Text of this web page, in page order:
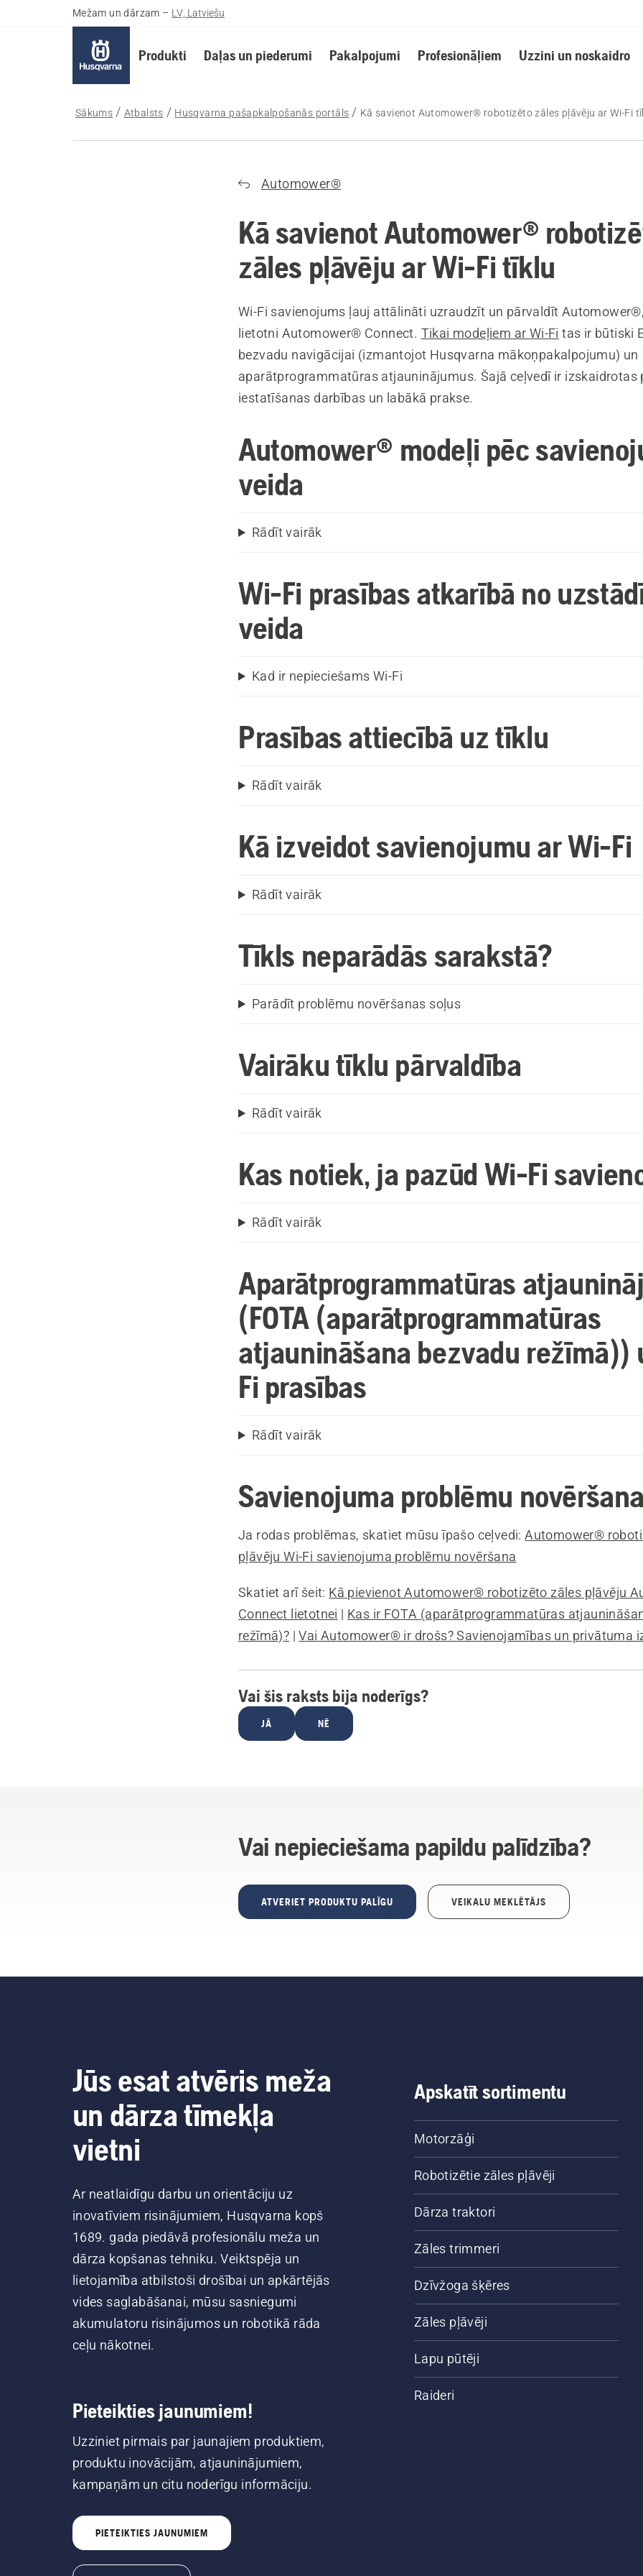
Mežam un dārzam – LV, Latviešu
Produkti Daļas un piederumi Pakalpojumi Profesionāļiem Uzzini un noskaidro
Sākums Atbalsts Husqvarna pašapkalpošanās portāls Kā savienot Automower® robotizēto zāles pļāvēju ar Wi-Fi
Automower®
Kā savienot Automower®
zāles pļāvēju ar Wi-Fi tīklu
Wi-Fi savienojums ļauj attālināti uzraudzīt un pārvaldīt
lietotni Automower® Connect. Tikai modeļiem ar Wi-Fi tas ir būtiski
bezvadu navigācijai (izmantojot Husqvarna mākoņpakalpojumu) un
aparātprogrammatūras atjauninājumus. Šajā ceļvedī ir izskaidrotas
iestatīšanas darbības un labākā prakse.
Automower® modeļi pēc
veida
Rādīt vairāk
Wi-Fi prasības atkarībā no
veida
Kad ir nepieciešams Wi-Fi
Prasības attiecībā uz tīklu
Rādīt vairāk
Kā izveidot savienojumu ar Wi-Fi
Rādīt vairāk
Tīkls neparādās sarakstā?
Parādīt problēmu novēršanas soļus
Vairāku tīklu pārvaldība
Rādīt vairāk
Kas notiek, ja pazūd Wi-Fi
Rādīt vairāk
Aparātprogrammatūras
(FOTA (aparātprogrammatūras
atjaunināšana bezvadu režīmā))
Fi prasības
Rādīt vairāk
Savienojuma problēmu novēršana
Ja rodas problēmas, skatiet mūsu īpašo ceļvedi:Automower®
pļāvēju Wi-Fi savienojuma problēmu novēršana
Skatiet arī šeit: Kā pievienot Automower® robotizēto zāles pļāvēju
Connect lietotnei | Kas ir FOTA (aparātprogrammatūras
režīmā)? |Vai Automower® ir drošs? Savienojamības un privātuma
Vai šis raksts bija noderīgs?
JĀ NĒ
Vai nepieciešama papildu palīdzība?
ATVERIET PRODUKTU PALĪGU VEIKALU MEKLĒTĀJS
Jūs esat atvēris meža
un dārza tīmekļa
vietni
Ar neatlaidīgu darbu un orientāciju uz
inovatīviem risinājumiem, Husqvarna kopš
1689. gada piedāvā profesionālu meža un
dārza kopšanas tehniku. Veiktspēja un
lietojamība atbilstoši drošībai un apkārtējās
vides saglabāšanai, mūsu sasniegumi
akumulatoru risinājumos un robotikā rāda
ceļu nākotnei.
Pieteikties jaunumiem!
Uzziniet pirmais par jaunajiem produktiem,
produktu inovācijām, atjauninājumiem,
kampaņām un citu noderīgu informāciju.
PIETEIKTIES JAUNUMIEM
Apskatīt sortimentu
Motorzāģi
Robotizētie zāles pļāvēji
Dārza traktori
Zāles trimmeri
Dzīvžoga šķēres
Zāles pļāvēji
Lapu pūtēji
Raideri